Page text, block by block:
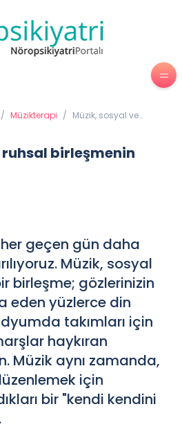
/ Müzikterapi / Müzik, sosyal ve
birleşmenin
geçen gün daha
Müzik, sosyal
birleşme; gözlerinizin
eden yüzlerce din
takımları için
haykıran
Müzik aynı zamanda,
için
bir "kendi kendini